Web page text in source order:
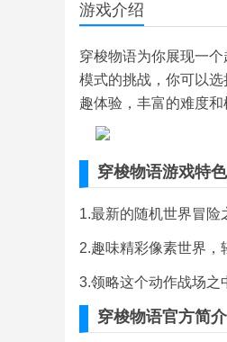
游戏介绍
穿梭物语为你展现一
模式的挑战，你可以
趣体验，丰富的难度
穿梭物语游戏特色
1.最新的随机世界冒险
2.趣味精彩像素世界，
3.领略这个动作战场之
穿梭物语官方简介